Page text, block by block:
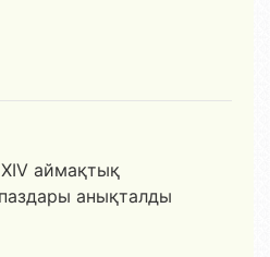
аймақтық
анықталды